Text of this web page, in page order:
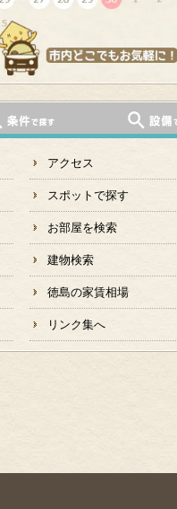
アクセス
スポットで探す
お部屋を検索
建物検索
徳島の家賃相場
リンク集へ